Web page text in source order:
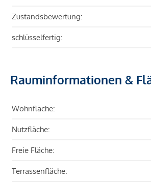
Zustandsbewertung:
schlüsselfertig:
Rauminformationen &
Wohnfläche:
Nutzfläche:
Freie Fläche:
Terrassenfläche: